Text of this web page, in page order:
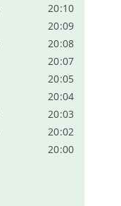
20:10
20:09
20:08
20:07
20:05
20:04
20:03
20:02
20:00